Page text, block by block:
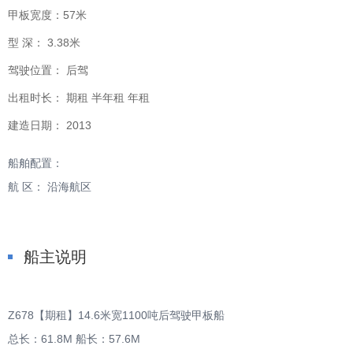
甲板宽度： 57米
型 深： 3.38米
驾驶位置： 后驾
出租时长： 期租 半年租 年租
建造日期： 2013
船舶配置：
航 区： 沿海航区
船主说明
Z678【期租】14.6米宽1100吨后驾驶甲板船
总长：61.8M 船长：57.6M